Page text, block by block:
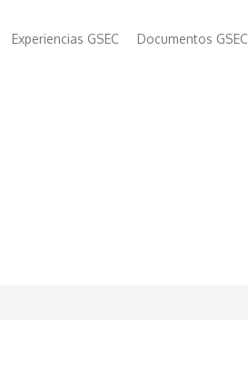
Experiencias GSEC Documentos GSEC